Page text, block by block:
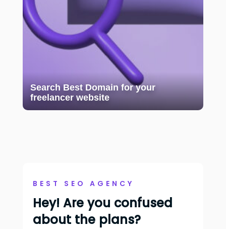
Search Best Domain for your
freelancer website
BEST SEO AGENCY
Hey! Are you confused
about the plans?